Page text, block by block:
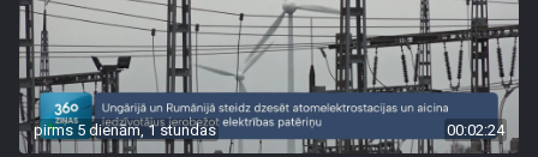
pirms 5 dienām, 1 stundas 00:02:24